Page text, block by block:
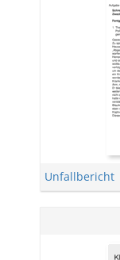
Unfallbericht